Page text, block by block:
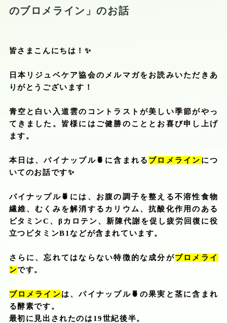
のブロメライン」のお話
皆さまこんにちは！ ✨
日本リジュベケア協会のメルマガをお読みいただきあ
りがとうございます！
青空と白い入道雲のコントラストが美しい季節がやっ
てきました。皆様にはご健勝のこととお喜び申し上げ
ます。
本日は、パイナップル🍍 に含まれる ブロメライン につ
いてのお話です✨
パイナップル🍍 には、お腹の調子を整える不溶性食物
繊維、むくみを解消するカリウム、抗酸化作用のある
ビタミンC 、βカロテン、新陳代謝を促し疲労回復に役
立つビタミンB1などが含まれています。
さらに、忘れてはならない特徴的な成分がブロメライ
ンです。
ブロメラインは、パイナップル🍍の果実と茎に含まれ
る酵素です。
最初に見出されたのは19世紀後半。